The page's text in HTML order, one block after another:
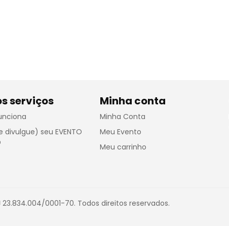
serviços
divulgue) seu EVENTO
Minha conta
Minha Conta
Meu Evento
Meu carrinho
0001-70. Todos direitos reservados.